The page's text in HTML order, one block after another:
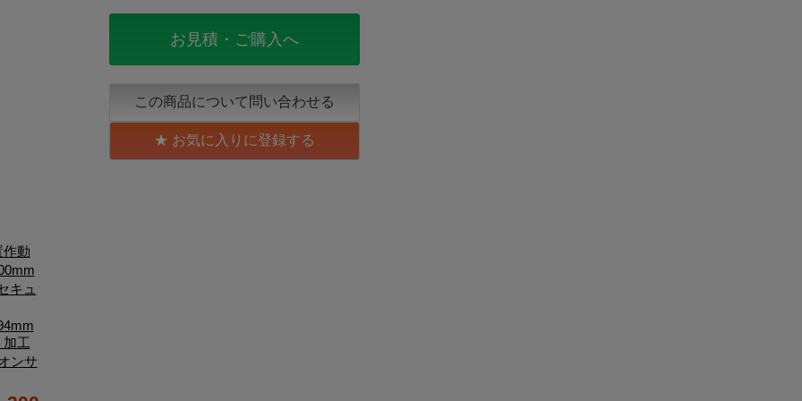
お見積・ご購入へ
この商品について問い合わせる
お気に入りに登録する
動
キュ
工
ンサ